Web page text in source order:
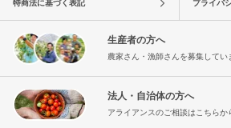
特商法に基づく表記 プライバ
生産者の方へ
農家さん・漁師さんを募集してい
法人・自治体の方へ
アライアンスのご相談はこちらか